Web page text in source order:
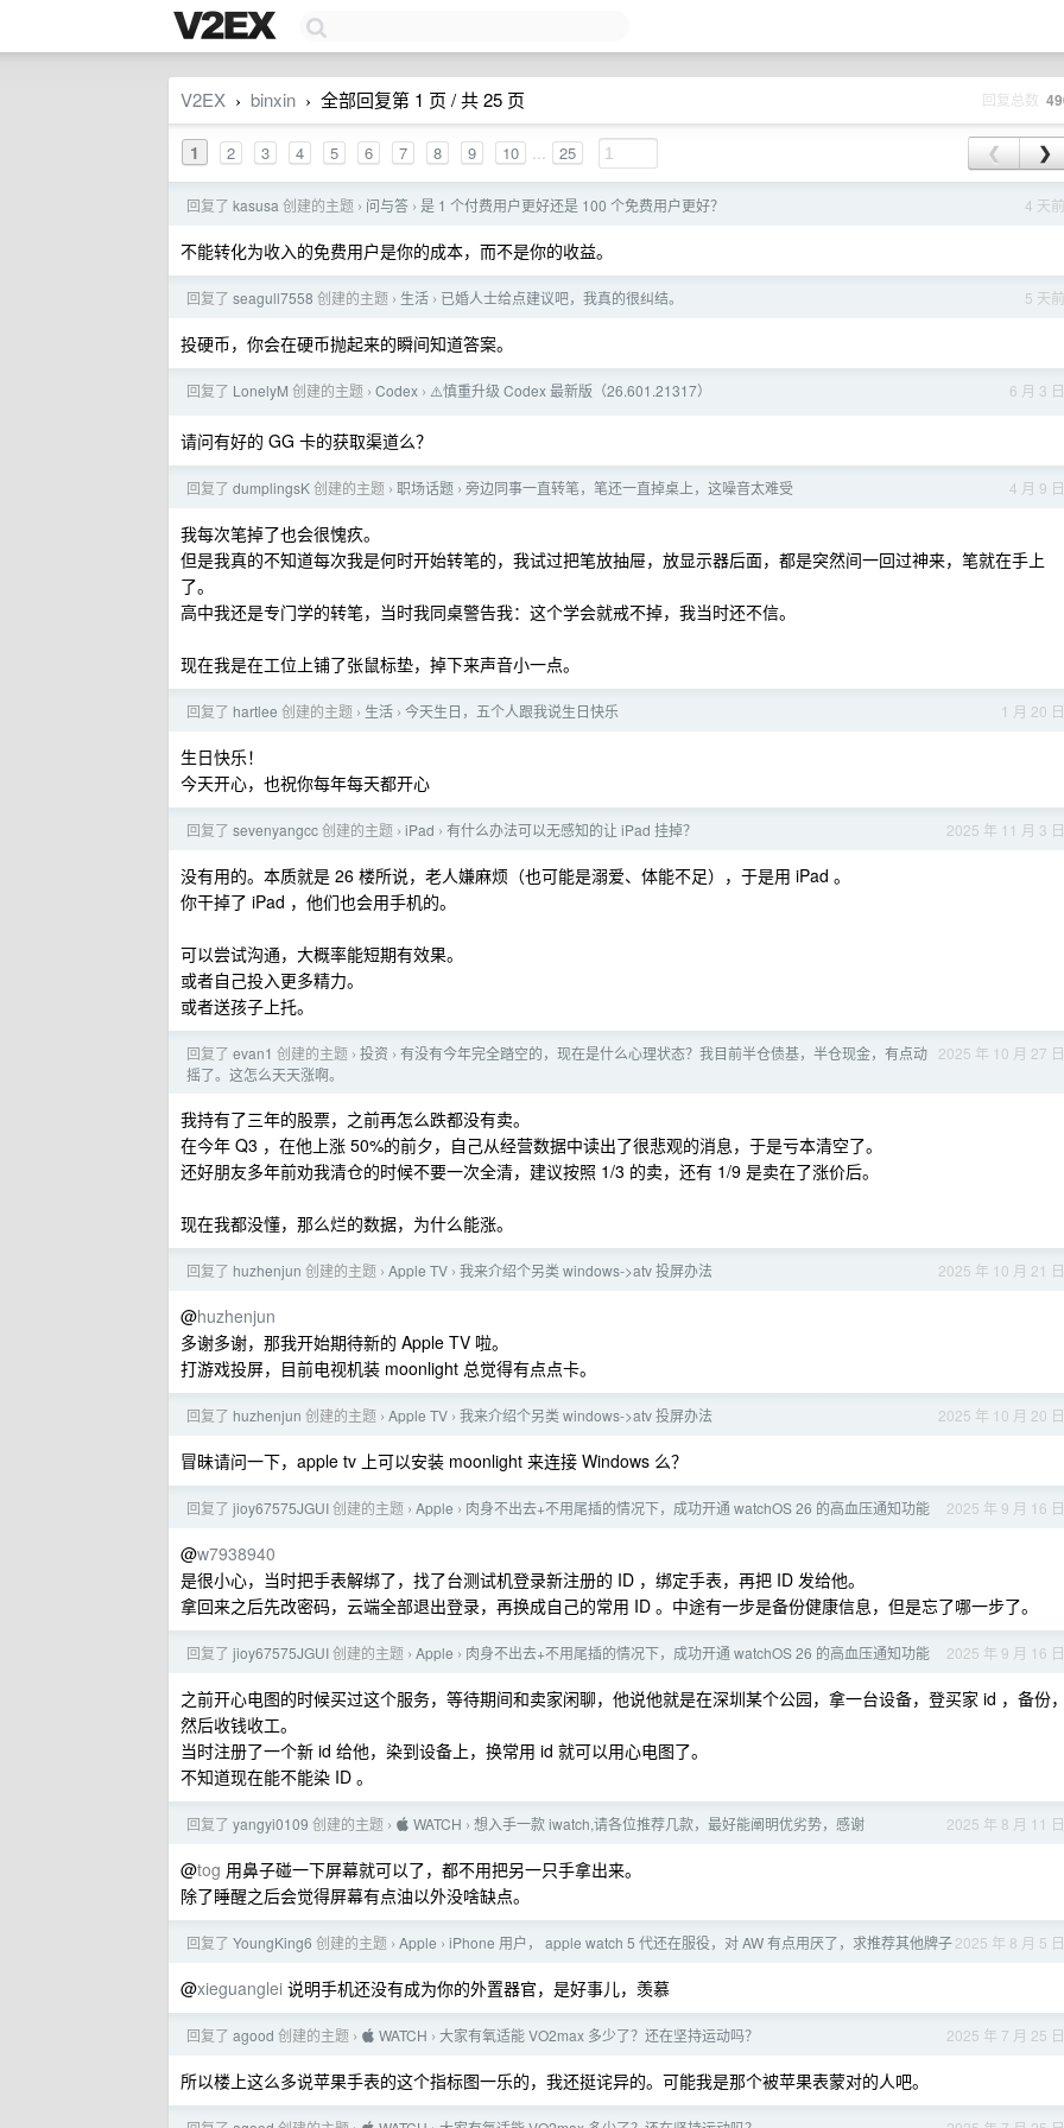
V2EX › binxin › 全部回复第 1 页 / 共 25 页 回复总数
1 2 3 4 5 6 7 8 9 10 ... 25 ❮ ❯
4 天前
回复了 kasusa 创建的主题 › 问与答 › 是 1 个付费用户更好还是 100 个免费用户更好？
不能转化为收入的免费用户是你的成本，而不是你的收益。
5 天前
回复了 seagull7558 创建的主题 › 生活 › 已婚人士给点建议吧，我真的很纠结。
投硬币，你会在硬币抛起来的瞬间知道答案。
6 月 3 日
回复了 LonelyM 创建的主题 › Codex › ⚠️慎重升级 Codex 最新版（26.601.21317）
请问有好的 GG 卡的获取渠道么？
4 月 9 日
回复了 dumplingsK创建的主题 › 职场话题 › 旁边同事一直转笔，笔还一直掉桌上，这噪音太难受
我每次笔掉了也会很愧疚。
但是我真的不知道每次我是何时开始转笔的，我试过把笔放抽屉，放显示器后面，都是突然间一回过神来，笔就在手上
了。
高中我还是专门学的转笔，当时我同桌警告我：这个学会就戒不掉，我当时还不信。
现在我是在工位上铺了张鼠标垫，掉下来声音小一点。
1 月 20 日
回复了 hartlee 创建的主题 › 生活 › 今天生日，五个人跟我说生日快乐
生日快乐！
今天开心，也祝你每年每天都开心
2025 年 11 月 3 日
回复了 sevenyangcc创建的主题 › iPad › 有什么办法可以无感知的让 iPad 挂掉？
没有用的。本质就是 26 楼所说，老人嫌麻烦（也可能是溺爱、体能不足），于是用 iPad 。
你干掉了 iPad ，他们也会用手机的。
可以尝试沟通，大概率能短期有效果。
或者自己投入更多精力。
或者送孩子上托。
2025 年 10 月 27 日
回复了 evan1 创建的主题 › 投资 › 有没有今年完全踏空的，现在是什么心理状态？我目前半仓债基，半仓现金，有点动
摇了。这怎么天天涨啊。
我持有了三年的股票，之前再怎么跌都没有卖。
在今年 Q3 ，在他上涨 50%的前夕，自己从经营数据中读出了很悲观的消息，于是亏本清空了。
还好朋友多年前劝我清仓的时候不要一次全清，建议按照 1/3 的卖，还有 1/9 是卖在了涨价后。
现在我都没懂，那么烂的数据，为什么能涨。
2025 年 10 月 21 日
回复了 huzhenjun 创建的主题 › Apple TV › 我来介绍个另类 windows->atv 投屏办法
@huzhenjun
多谢多谢，那我开始期待新的 Apple TV 啦。
打游戏投屏，目前电视机装 moonlight 总觉得有点点卡。
2025 年 10 月 20 日
回复了 huzhenjun 创建的主题 › Apple TV › 我来介绍个另类 windows->atv 投屏办法
冒昧请问一下，apple tv 上可以安装 moonlight 来连接 Windows 么？
2025 年 9 月 16 日
回复了 jioy67575JGUI创建的主题 › Apple › 肉身不出去+不用尾插的情况下，成功开通 watchOS 26 的高血压通知功能
@w7938940
是很小心，当时把手表解绑了，找了台测试机登录新注册的 ID ，绑定手表，再把 ID 发给他。
拿回来之后先改密码，云端全部退出登录，再换成自己的常用 ID 。中途有一步是备份健康信息，但是忘了哪一步了。
2025 年 9 月 16 日
回复了 jioy67575JGUI创建的主题 › Apple › 肉身不出去+不用尾插的情况下，成功开通 watchOS 26 的高血压通知功能
之前开心电图的时候买过这个服务，等待期间和卖家闲聊，他说他就是在深圳某个公园，拿一台设备，登买家 id ，备份，
然后收钱收工。
当时注册了一个新 id 给他，染到设备上，换常用 id 就可以用心电图了。
不知道现在能不能染 ID 。
2025 年 8 月 11 日
回复了 yangyi0109 创建的主题 ›  WATCH › 想入手一款 iwatch,请各位推荐几款，最好能阐明优劣势，感谢
@tog 用鼻子碰一下屏幕就可以了，都不用把另一只手拿出来。
除了睡醒之后会觉得屏幕有点油以外没啥缺点。
2025 年 8 月 5 日
回复了 YoungKing6 创建的主题 › Apple › iPhone 用户， apple watch 5 代还在服役，对 AW 有点用厌了，求推荐其他牌子
@xieguanglei 说明手机还没有成为你的外置器官，是好事儿，羡慕
2025 年 7 月 25 日
回复了 agood 创建的主题 ›  WATCH › 大家有氧适能 VO2max 多少了？还在坚持运动吗？
所以楼上这么多说苹果手表的这个指标图一乐的，我还挺诧异的。可能我是那个被苹果表蒙对的人吧。